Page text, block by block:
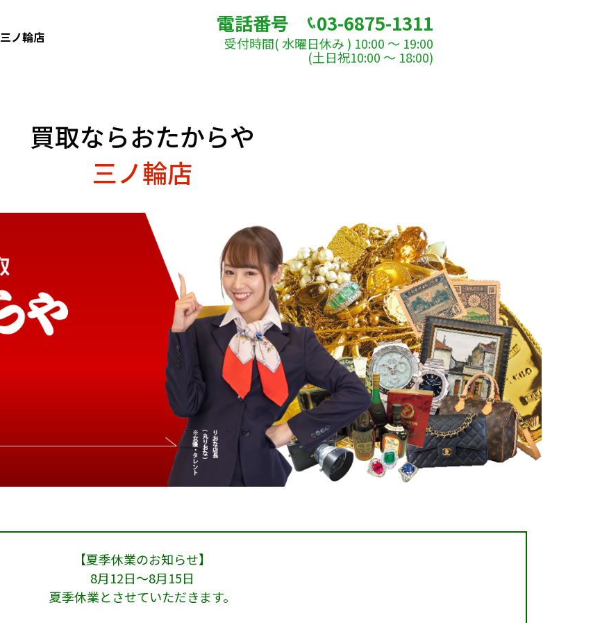
三ノ輪店
電話番号 03-6875-1311
受付時間( 水曜日休み ) 10:00 ～ 19:00
(土日祝10:00 ～ 18:00)
買取ならおたからや
三ノ輪店
【夏季休業のお知らせ】
8月12日～8月15日
夏季休業とさせていただきます。